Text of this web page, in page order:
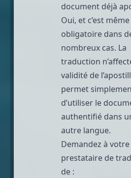
document déjà
Oui, et c’est même
obligatoire dans
nombreux cas. La
traduction
validité de
permet
d’utiliser le
authentifié dans
autre langue.
Demandez à votre
prestataire de
de :